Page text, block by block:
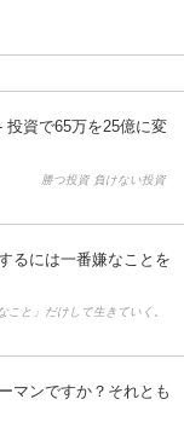
投資で65万を25億に変
勝つ投資 負けない投資
るには一番嫌なことを
こと」だけして生きていく。
マンですか？それとも